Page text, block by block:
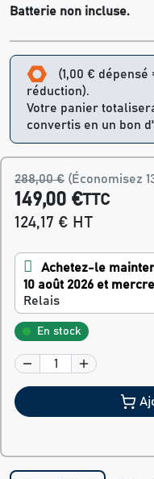
Batterie non incluse.
(1,00 € dépensé
réduction).
Votre panier
convertis en un bon
288,00 € (Économisez
149,00 €TTC
124,17 € HT
Achetez-le
10 août 2026 et
Relais
En stock